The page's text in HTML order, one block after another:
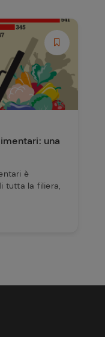
una
è
tutta la filiera,